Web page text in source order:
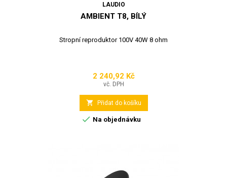
LAUDIO
AMBIENT T8, BÍLÝ
Stropní reproduktor 100V 40W 8 ohm
Cena
2 240,92 Kč
vč. DPH
 Přidat do košíku
 Na objednávku